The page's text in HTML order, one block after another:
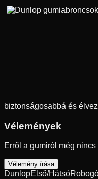
biztonságosabbá és
Vélemények
Erről a gumiról még
Vélemény írása
DunlopElső/Hátsó